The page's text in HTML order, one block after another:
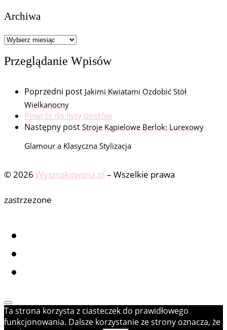
Archiwa
Archiwa
Przeglądanie Wpisów
Poprzedni post Jakimi Kwiatami Ozdobić Stół
Wielkanocny
Powrót do listy postów
Następny post Stroje Kąpielowe Berlok: Lurexowy
Glamour a Klasyczna Stylizacja
© 2026 Wysmakowana.pl – Wszelkie prawa
zastrzezone
Ta strona korzysta z ciasteczek do prawidłowego
funkcjonowania. Dalsze korzystanie ze strony oznacza, że